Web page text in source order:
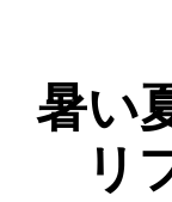
暑い
リ